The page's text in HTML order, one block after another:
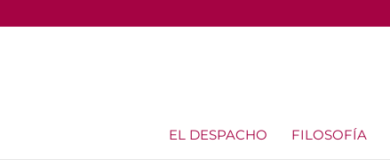
EL DESPACHO FILOSOFÍA